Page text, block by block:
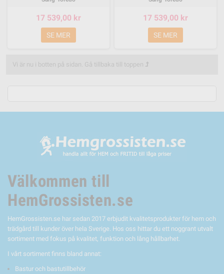
17 539,00 kr
SE MER
17 539,00 kr
SE MER
Vi är nu i botten på sidan. Gå tillbaka till toppen
Välkommen till
HemGrossisten.se
HemGrossisten.se har sedan 2017 erbjudit kvalitetsprodukter för hem och
trädgård till kunder över hela Sverige. Hos oss hittar du ett noggrant utvalt
sortiment med fokus på kvalitet, funktion och lång hållbarhet.
I vårt sortiment finns bland annat:
Bastur och bastutillbehör